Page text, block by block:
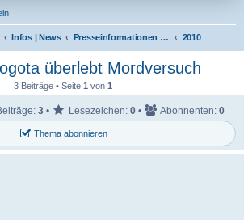
Infos | News Presseinformationen & Neuigkeiten 2010
überlebt Mordversuch
3 Beiträge • Seite 1 von 1
Thema abonnieren
3 • Lesezeichen: 0 • Abonnenten: 0